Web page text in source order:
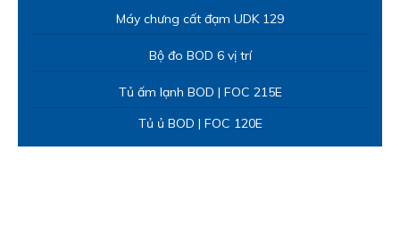
Máy chưng cất đạm UDK 129
Bộ đo BOD 6 vị trí
Tủ ấm lạnh BOD | FOC 215E
Tủ ủ BOD | FOC 120E